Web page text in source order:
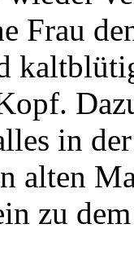
Frau
in
alten
zu